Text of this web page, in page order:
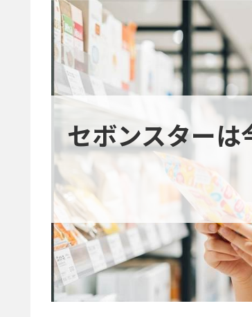
セボンスター